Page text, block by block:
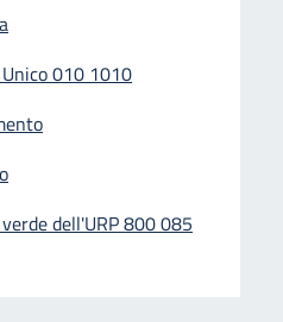
010 1010
dell'URP 800 085